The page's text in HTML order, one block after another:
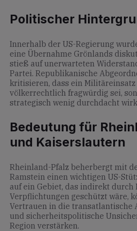
Politischer
Innerhalb der US-Regierung
eine Übernahme Grönlands
stieß auf unerwarteten
Partei. Republikanische
kritisieren, dass ein
völkerrechtlich fragwürdig sei,
strategisch wenig durchdacht
Bedeutung für
und Kaiserslautern
Rheinland-Pfalz beherbergt mit
Ramstein einen wichtigen US-
auf ein Gebiet, das indirekt durch
Verpflichtungen geschützt wäre,
Vertrauen in die transatlantische
und sicherheitspolitische
Region verstärken.